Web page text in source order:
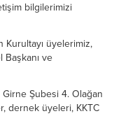
bilgilerimizi
Kurultayı üyelerimiz,
ve
dönemde görev
cümle canların...
Şubesi 4. Olağan
dernek üyeleri, KKTC